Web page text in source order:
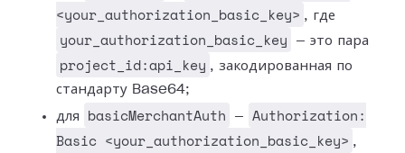
<your_authorization_basic_key> , где
your_authorization_basic_key — это пара
project_id:api_key , закодированная по
стандарту Base64;
для
basicMerchantAuth —
Authorization:
Basic <your_authorization_basic_key> ,